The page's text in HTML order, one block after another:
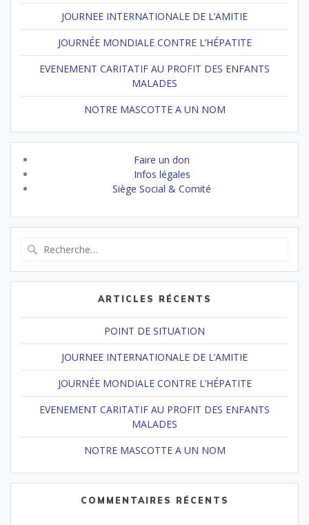
JOURNEE INTERNATIONALE DE L’AMITIE
JOURNÉE MONDIALE CONTRE L’HÉPATITE
EVENEMENT CARITATIF AU PROFIT DES ENFANTS
MALADES
NOTRE MASCOTTE A UN NOM
Faire un don
Infos légales
Siège Social & Comité
:
ARTICLES RÉCENTS
POINT DE SITUATION
JOURNEE INTERNATIONALE DE L’AMITIE
JOURNÉE MONDIALE CONTRE L’HÉPATITE
EVENEMENT CARITATIF AU PROFIT DES ENFANTS
MALADES
NOTRE MASCOTTE A UN NOM
COMMENTAIRES RÉCENTS